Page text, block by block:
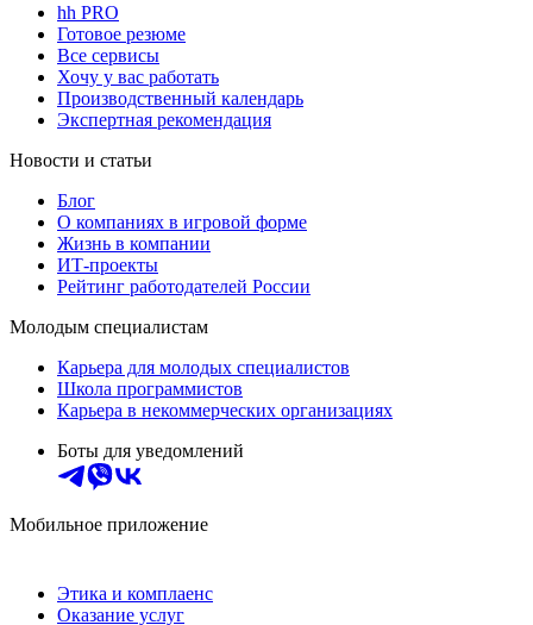
hh PRO
Готовое резюме
Все сервисы
Хочу у вас работать
Производственный календарь
Экспертная рекомендация
Новости и статьи
Блог
О компаниях в игровой форме
Жизнь в компании
ИТ-проекты
Рейтинг работодателей России
Молодым специалистам
Карьера для молодых специалистов
Школа программистов
Карьера в некоммерческих организациях
Боты для уведомлений
Мобильное приложение
Этика и комплаенс
Оказание услуг